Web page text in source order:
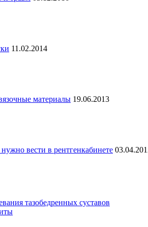
11.02.2014
материалы 19.06.2013
вести в рентгенкабинете
тазобедренных суставов